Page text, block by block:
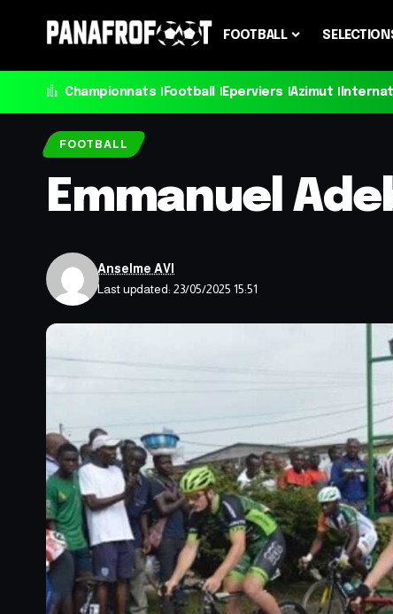
FOOTBALL
Championnats Football Eperviers Azimut
FOOTBALL
Emmanuel
Last updated: 23/05/2025 15:51
Anselme AVI